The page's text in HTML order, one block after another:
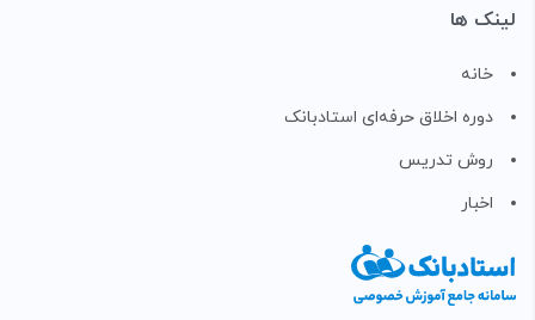
لینک ها
خانه
دوره اخلاق حرفه‌ای استادبانک
روش تدریس
اخبار